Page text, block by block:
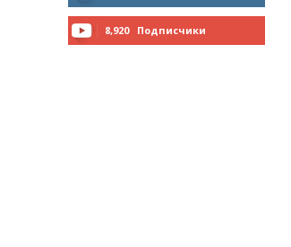
8,920 Подписчики